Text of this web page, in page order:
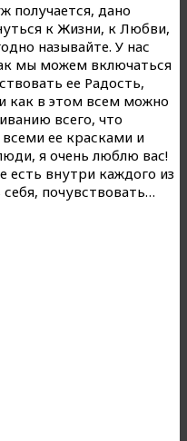
получается, дано
к Жизни, к Любви,
называйте. У нас
мы можем включаться
ее Радость,
как в этом всем можно
всего, что
ее красками и
я очень люблю вас!
есть внутри каждого из
почувствовать…